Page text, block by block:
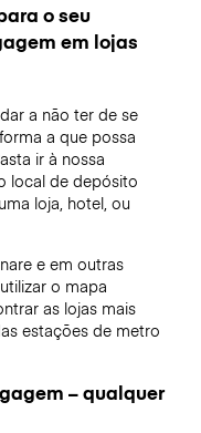
o seu
em lojas
a não ter de se
a que possa
ir à nossa
local de depósito
loja, hotel, ou
e em outras
o mapa
as lojas mais
estações de metro
– qualquer